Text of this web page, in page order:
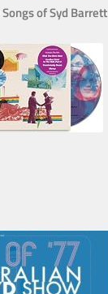
of Syd Barrett